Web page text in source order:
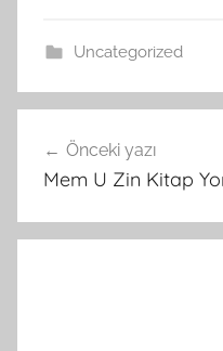
Uncategorized
gezinmesi
Önceki yazı
Mem U Zin Kitap